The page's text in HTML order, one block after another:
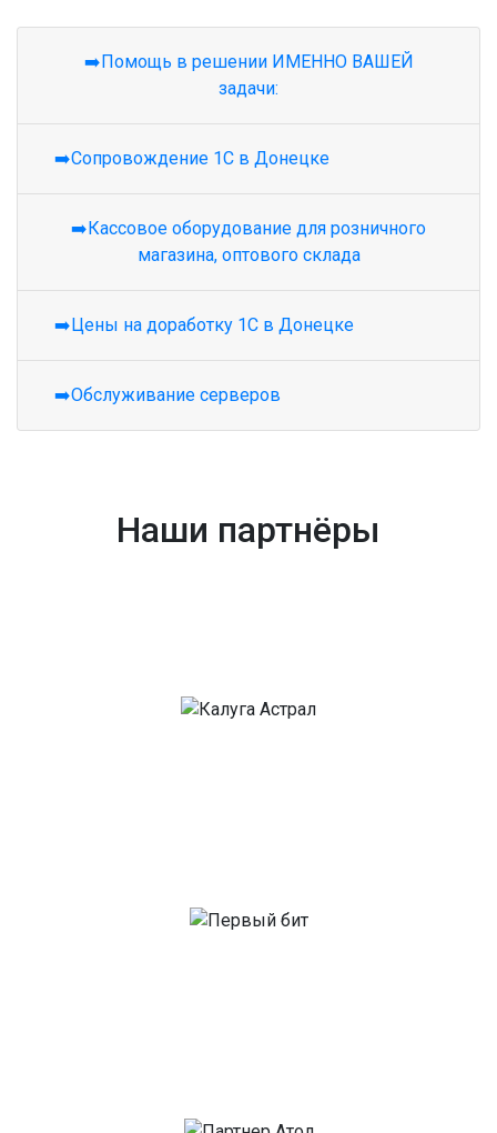
➡️Помощь в решении ИМЕННО ВАШЕЙ
задачи:
➡️Сопровождение 1С в Донецке
➡️Кассовое оборудование для розничного
магазина, оптового склада
➡️Цены на доработку 1С в Донецке
➡️Обслуживание серверов
Наши партнёры